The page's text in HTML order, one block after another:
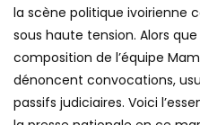
la scène politique ivoirienne
sous haute tension. Alors
composition de l’équipe
dénoncent convocations,
passifs judiciaires. Voici